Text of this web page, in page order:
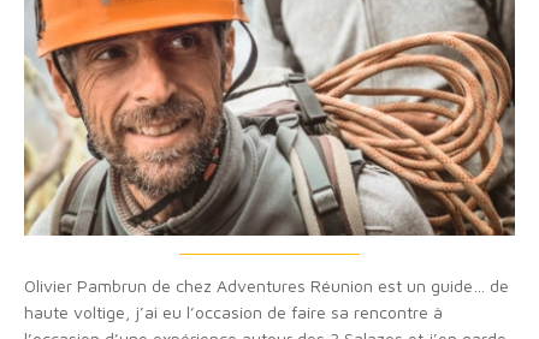
Olivier Pambrun de chez Adventures Réunion est un guide… de
haute voltige, j’ai eu l’occasion de faire sa rencontre à